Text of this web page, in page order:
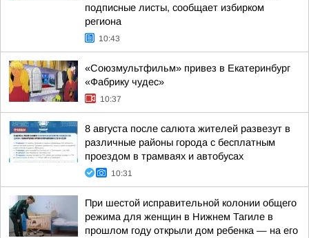
подписные листы, сообщает избирком
региона
10:43
«Союзмультфильм» привез в Екатеринбург
«Фабрику чудес»
10:37
8 августа после салюта жителей развезут в
различные районы города с бесплатным
проездом в трамваях и автобусах
10:31
При шестой исправительной колонии общего
режима для женщин в Нижнем Тагиле в
прошлом году открыли дом ребенка — на его